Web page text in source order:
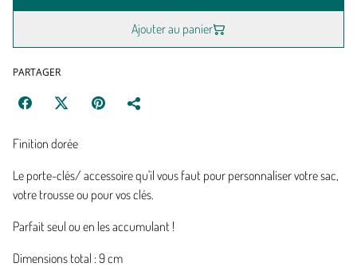
Ajouter au panier
PARTAGER
Finition dorée
Le porte-clés/ accessoire qu'il vous faut pour personnaliser votre sac,
votre trousse ou pour vos clés.
Parfait seul ou en les accumulant !
Dimensions total : 9 cm